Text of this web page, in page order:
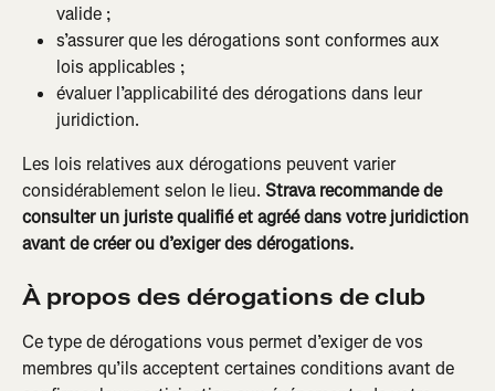
valide ;
s’assurer que les dérogations sont conformes aux
lois applicables ;
évaluer l’applicabilité des dérogations dans leur
juridiction.
Les lois relatives aux dérogations peuvent varier
considérablement selon le lieu. Strava recommande de
consulter un juriste qualifié et agréé dans votre juridiction
avant de créer ou d’exiger des dérogations.
À propos des dérogations de club
Ce type de dérogations vous permet d’exiger de vos
membres qu’ils acceptent certaines conditions avant de